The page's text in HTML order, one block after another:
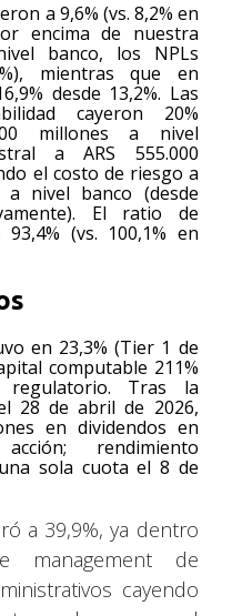
a 9,6% (vs. 8,2% en
encima de nuestra
banco, los NPLs
mientras que en
desde 13,2%. Las
cayeron 20%
millones a nivel
a ARS 555.000
el costo de riesgo a
a nivel banco (desde
El ratio de
(vs. 100,1% en
en 23,3% (Tier 1 de
computable 211%
Tras la
28 de abril de 2026,
en dividendos en
rendimiento
sola cuota el 8 de
a 39,9%, ya dentro
management de
cayendo